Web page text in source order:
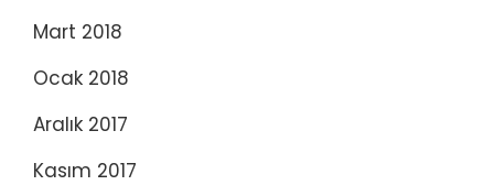
Mart 2018
Ocak 2018
Aralık 2017
Kasım 2017